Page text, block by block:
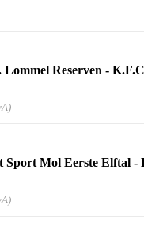
Reserven -
Sport Mol Eerste Elftal -